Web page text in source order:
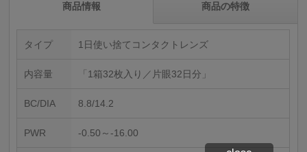
商品情報
タイプ 1日使い捨てコンタクトレンズ
内容量 「1箱32枚入り／片眼32日分」
BC/DIA 8.8/14.2
PWR -0.50～-16.00
商品の特徴